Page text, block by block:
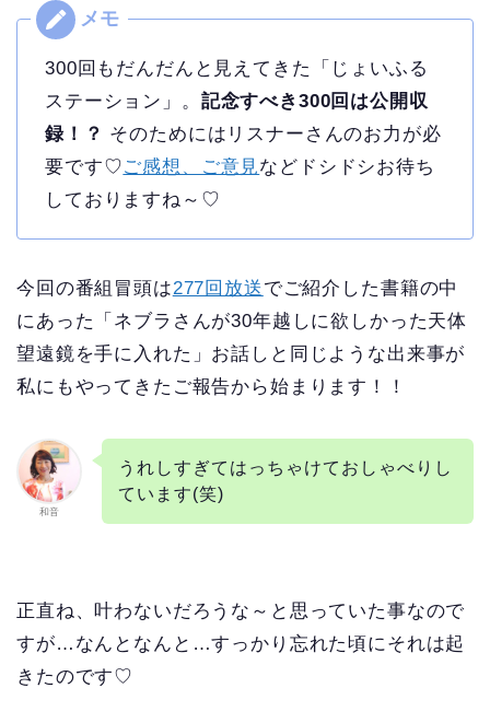
300回もだんだんと見えてきた「じょいふる
ステーション」。 記念すべき300回は公開収
録！？ そのためにはリスナーさんのお力が必
要です♡ご感想、ご意見などドシドシお待ち
しておりますね～♡
今回の番組冒頭は277回放送でご紹介した書籍の中
にあった「ネブラさんが30年越しに欲しかった天体
望遠鏡を手に入れた」お話しと同じような出来事が
私にもやってきたご報告から始まります！！
和音
うれしすぎてはっちゃけておしゃべりし
ています(笑)
正直ね、叶わないだろうな～と思っていた事なので
すが…なんとなんと…すっかり忘れた頃にそれは起
きたのです♡